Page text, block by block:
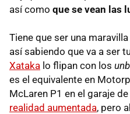
así como que se vean las
Tiene que ser una
así sabiendo que va a ser
Xataka lo flipan con los
es el equivalente en
McLaren P1 en el garaje
realidad aumentada, pero